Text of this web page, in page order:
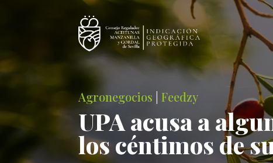
Agronegocios |Feedzy
UPA acusa a
los céntimos de